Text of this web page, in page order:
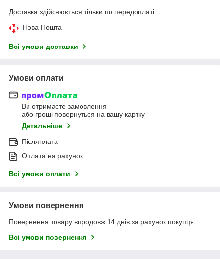
Доставка здійснюється тільки по передоплаті.
Нова Пошта
Всі умови доставки
Умови оплати
Ви отримаєте замовлення
або гроші повернуться на вашу картку
Детальніше
Післяплата
Оплата на рахунок
Всі умови оплати
Умови повернення
Повернення товару впродовж 14 днів за рахунок покупця
Всі умови повернення